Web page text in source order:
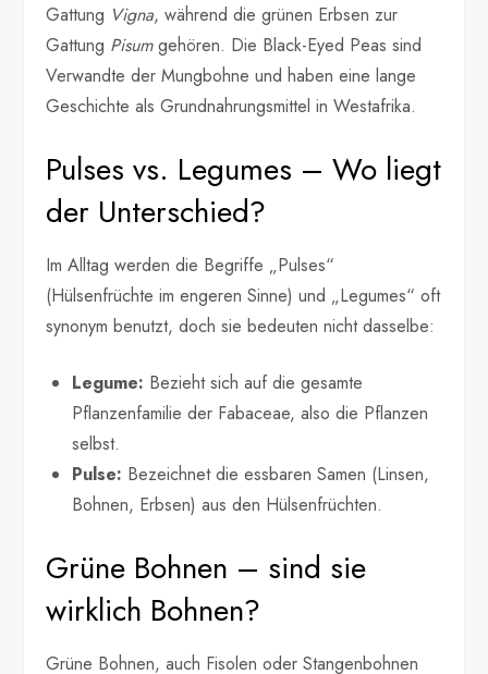
Gattung Vigna, während die grünen Erbsen zur
Gattung Pisumgehören. Die Black-Eyed Peas sind
Verwandte der Mungbohne und haben eine lange
Geschichte als Grundnahrungsmittel in Westafrika.
Pulses vs. Legumes – Wo liegt
der Unterschied?
Im Alltag werden die Begriffe „Pulses“
(Hülsenfrüchte im engeren Sinne) und „Legumes“ oft
synonym benutzt, doch sie bedeuten nicht dasselbe:
Legume: Bezieht sich auf die gesamte
Pflanzenfamilie der Fabaceae, also die Pflanzen
selbst.
Pulse: Bezeichnet die essbaren Samen (Linsen,
Bohnen, Erbsen) aus den Hülsenfrüchten.
Grüne Bohnen – sind sie
wirklich Bohnen?
Grüne Bohnen, auch Fisolen oder Stangenbohnen